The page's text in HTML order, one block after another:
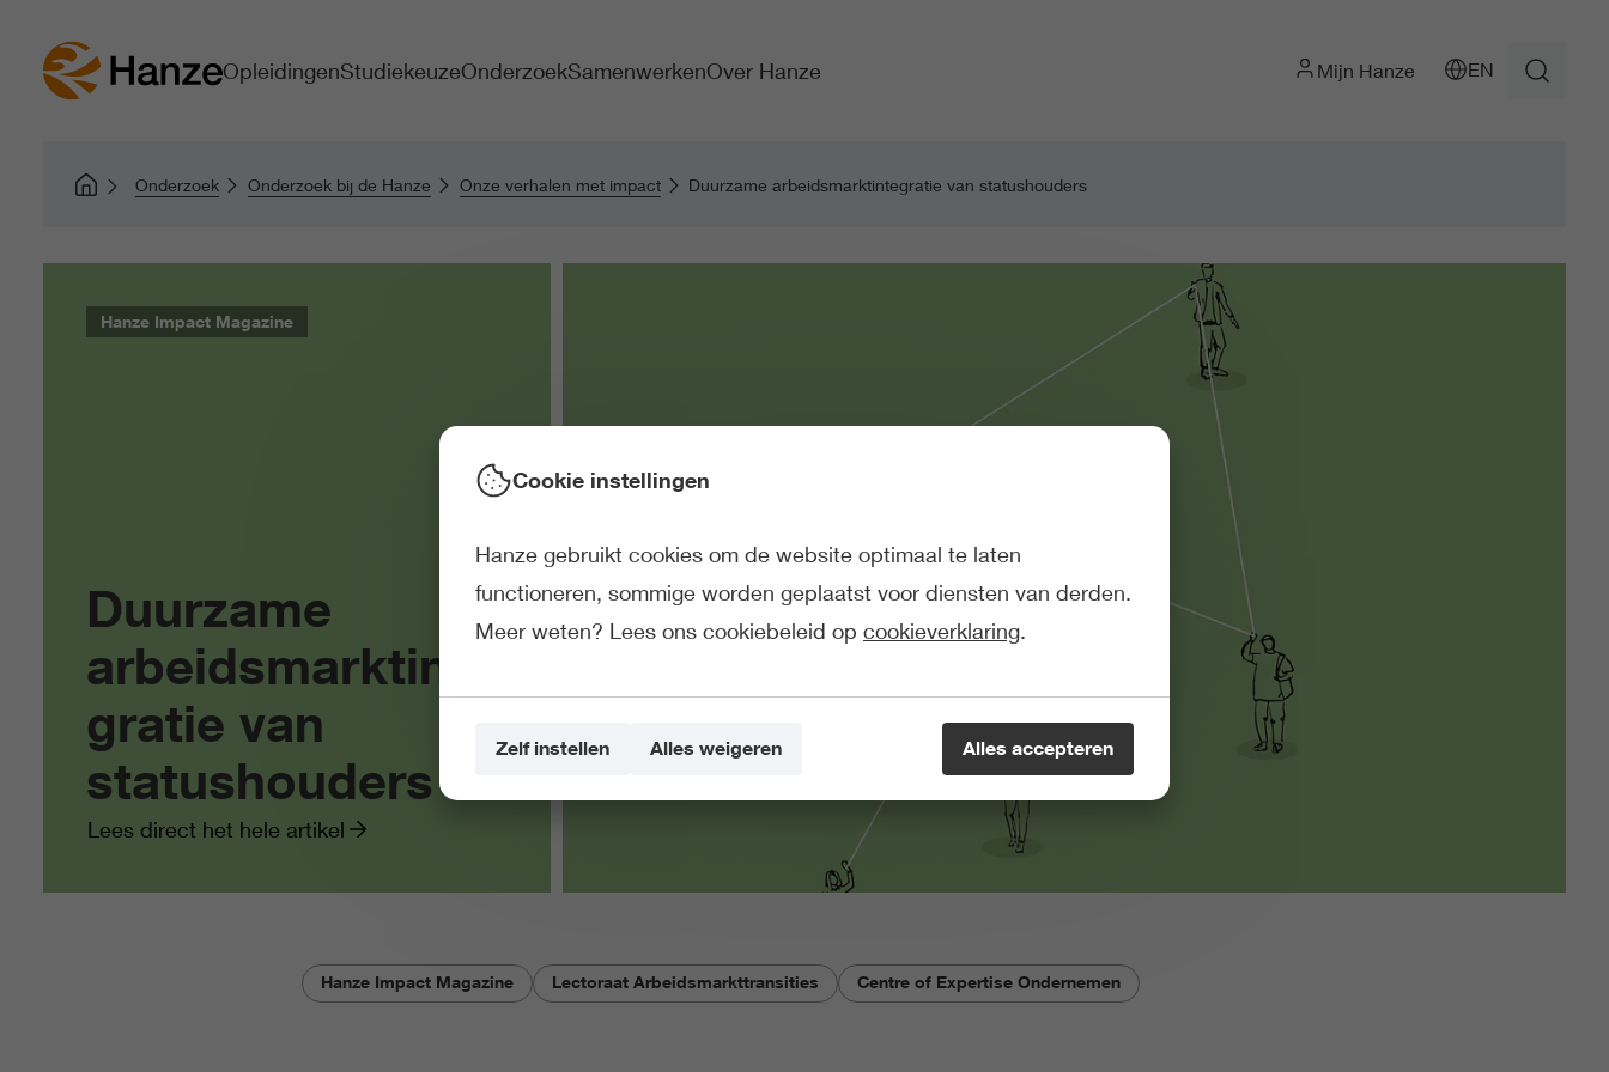
OpleidingenStudiekeuzeOnderzoekSamenwerkenOver Hanze Mijn Hanze EN
Onderzoek Onderzoek bij de Hanze Onze verhalen met impact Duurzame arbeidsmarktintegratie van statushouders
Duurzame
arbeidsmarktinte
gratie van
statushouders
Lees direct het hele artikel
Hanze Impact Magazine
Hanze Impact Magazine Lectoraat Arbeidsmarkttransities Centre of Expertise Ondernemen
Cookie instellingen
Hanze gebruikt cookies om de website optimaal te laten
functioneren, sommige worden geplaatst voor diensten van derden.
Meer weten? Lees ons cookiebeleid op cookieverklaring.
Alles accepteren
Zelf instellen Alles weigeren